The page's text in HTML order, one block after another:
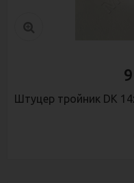
Штуцер тройник DK